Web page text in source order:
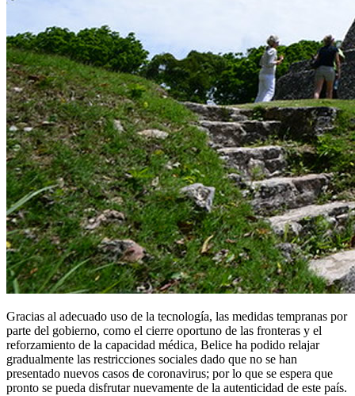
Gracias al adecuado uso de la tecnología, las medidas tempranas por
parte del gobierno, como el cierre oportuno de las fronteras y el
reforzamiento de la capacidad médica, Belice ha podido relajar
gradualmente las restricciones sociales dado que no se han
presentado nuevos casos de coronavirus; por lo que se espera que
pronto se pueda disfrutar nuevamente de la autenticidad de este país.